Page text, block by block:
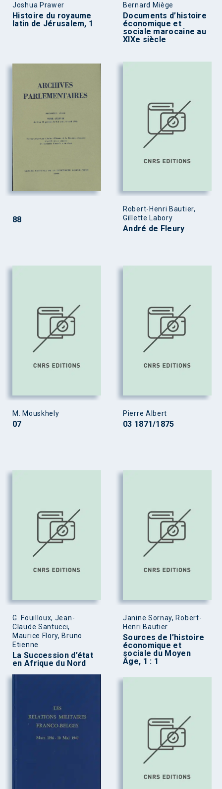
Joshua Prawer
Histoire du royaume
latin de Jérusalem, 1
Bernard Miège
Documents d’histoire
économique et
sociale marocaine au
XIXe siècle
88
Robert-Henri Bautier,
Gillette Labory
André de Fleury
M. Mouskhely
07
Pierre Albert
03 1871/1875
G. Fouilloux, Jean-
Claude Santucci,
Maurice Flory, Bruno
Etienne
La Succession d’état
en Afrique du Nord
Janine Sornay, Robert-
Henri Bautier
Sources de l’histoire
économique et
sociale du Moyen
Âge, 1 : 1